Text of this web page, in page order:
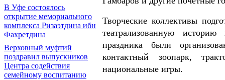
В Уфе состоялось
открытие мемориального
комплекса Ризаэтдина ибн
Фахретдина
Верховный муфтий
поздравил выпускников
Центра содействия
семейному воспитанию
Творческие коллективы
театрализованную
праздника были
контактный зоопарк,
национальные игры.